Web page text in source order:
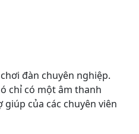
đàn chuyên nghiệp.
chỉ có một âm thanh
của các chuyên viên